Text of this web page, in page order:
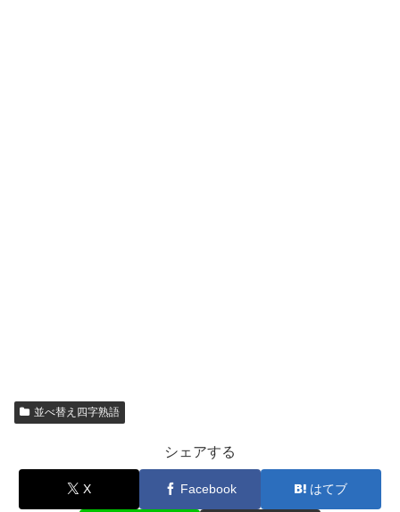
並べ替え四字熟語
シェアする
X Facebook はてブ